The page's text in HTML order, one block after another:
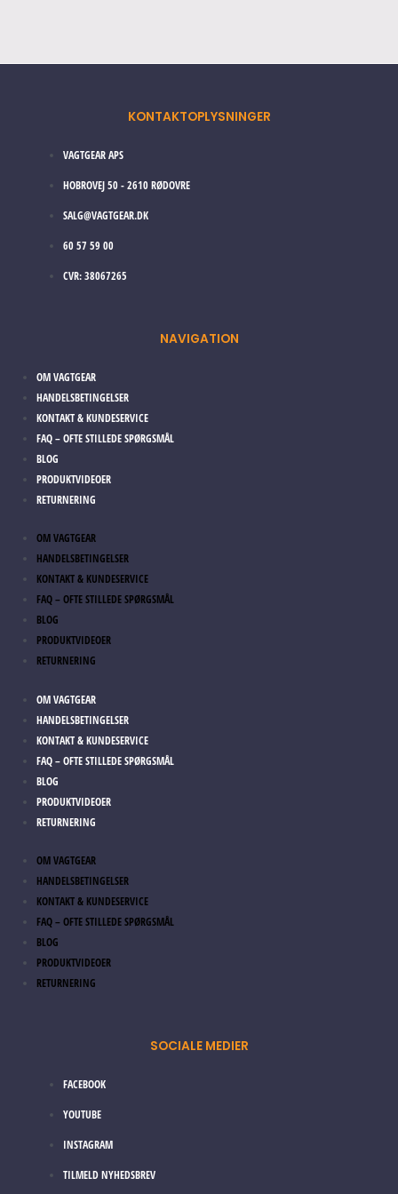
KONTAKTOPLYSNINGER
VAGTGEAR APS
HOBROVEJ 50 - 2610 RØDOVRE
SALG@VAGTGEAR.DK
60 57 59 00
CVR: 38067265
NAVIGATION
OM VAGTGEAR
HANDELSBETINGELSER
KONTAKT & KUNDESERVICE
FAQ – OFTE STILLEDE SPØRGSMÅL
BLOG
PRODUKTVIDEOER
RETURNERING
OM VAGTGEAR
HANDELSBETINGELSER
KONTAKT & KUNDESERVICE
FAQ – OFTE STILLEDE SPØRGSMÅL
BLOG
PRODUKTVIDEOER
RETURNERING
OM VAGTGEAR
HANDELSBETINGELSER
KONTAKT & KUNDESERVICE
FAQ – OFTE STILLEDE SPØRGSMÅL
BLOG
PRODUKTVIDEOER
RETURNERING
OM VAGTGEAR
HANDELSBETINGELSER
KONTAKT & KUNDESERVICE
FAQ – OFTE STILLEDE SPØRGSMÅL
BLOG
PRODUKTVIDEOER
RETURNERING
SOCIALE MEDIER
FACEBOOK
YOUTUBE
INSTAGRAM
TILMELD NYHEDSBREV